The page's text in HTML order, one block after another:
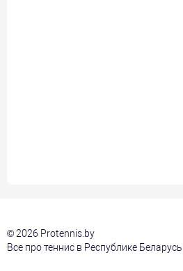
© 2026 Protennis.by
Все про теннис в Республике Беларусь